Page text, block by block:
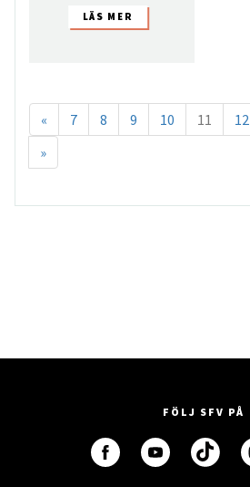
« 7 8 9 10 11 12
»
FÖLJ SFV PÅ